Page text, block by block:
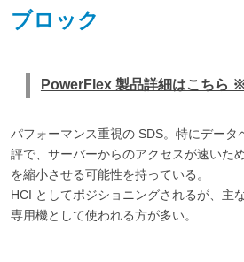
ブロック
PowerFlex 製品詳細はこちら
パフォーマンス重視の SDS。特にデータ
評で、サーバーからのアクセスが速いた
を縮小させる可能性を持っている。
HCI としてポジショニングされるが、主
専用機として使われる方が多い。